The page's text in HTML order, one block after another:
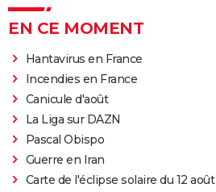
EN CE MOMENT
Hantavirus en France
Incendies en France
Canicule d'août
La Liga sur DAZN
Pascal Obispo
Guerre en Iran
Carte de l'éclipse solaire du 12 août